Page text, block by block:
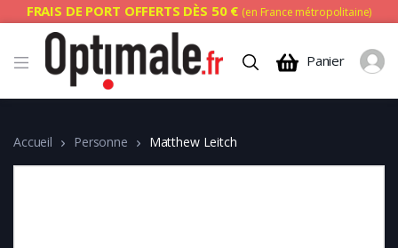
FRAIS DE PORT OFFERTS DÈS 50 € (en France métropolitaine)
Panier
Accueil Personne Matthew Leitch